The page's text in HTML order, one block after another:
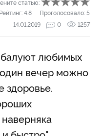
статью:
Рейтинг:4.8 Проголосовало:5
14.01.2019
0 1257
любимых
вечер можно
здоровье.